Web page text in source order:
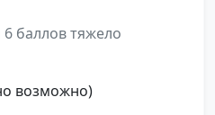
баллов тяжело
возможно)